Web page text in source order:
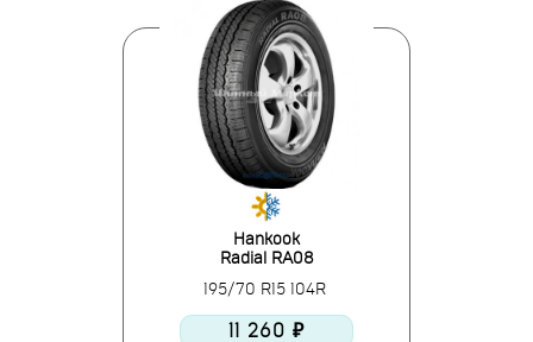
Hankook
Radial RA08
195/70 R15 104R
11 260 ₽